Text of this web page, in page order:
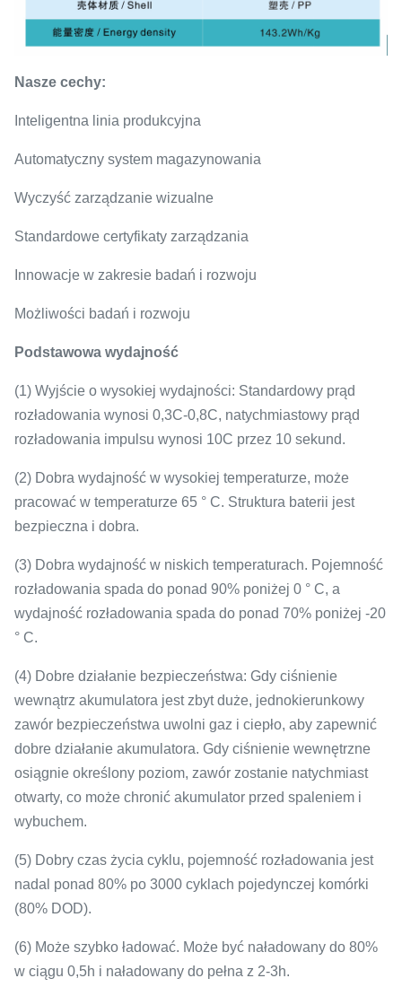
Nasze cechy:
Inteligentna linia produkcyjna
Automatyczny system magazynowania
Wyczyść zarządzanie wizualne
Standardowe certyfikaty zarządzania
Innowacje w zakresie badań i rozwoju
Możliwości badań i rozwoju
Podstawowa wydajność
(1) Wyjście o wysokiej wydajności: Standardowy prąd
rozładowania wynosi 0,3C-0,8C, natychmiastowy prąd
rozładowania impulsu wynosi 10C przez 10 sekund.
(2) Dobra wydajność w wysokiej temperaturze, może
pracować w temperaturze 65 ° C. Struktura baterii jest
bezpieczna i dobra.
(3) Dobra wydajność w niskich temperaturach. Pojemność
rozładowania spada do ponad 90% poniżej 0 ° C, a
wydajność rozładowania spada do ponad 70% poniżej -20
° C.
(4) Dobre działanie bezpieczeństwa: Gdy ciśnienie
wewnątrz akumulatora jest zbyt duże, jednokierunkowy
zawór bezpieczeństwa uwolni gaz i ciepło, aby zapewnić
dobre działanie akumulatora. Gdy ciśnienie wewnętrzne
osiągnie określony poziom, zawór zostanie natychmiast
otwarty, co może chronić akumulator przed spaleniem i
wybuchem.
(5) Dobry czas życia cyklu, pojemność rozładowania jest
nadal ponad 80% po 3000 cyklach pojedynczej komórki
(80% DOD).
(6) Może szybko ładować. Może być naładowany do 80%
w ciągu 0,5h i naładowany do pełna z 2-3h.